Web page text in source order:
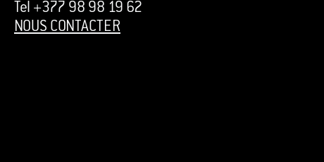
Tel +377 98 98 19 62
NOUS CONTACTER